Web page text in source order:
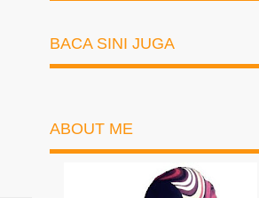
BACA SINI JUGA
ABOUT ME